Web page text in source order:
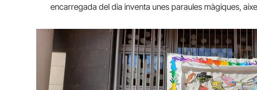
encarregada del dia inventa unes paraules màgiques,